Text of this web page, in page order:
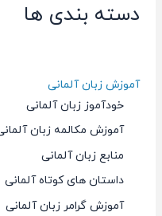
دسته بندی ها
آموزش زبان آلمانی
خودآموز زبان آلمانی
آموزش مکالمه زبان آلمانی
منابع زبان آلمانی
داستان های کوتاه آلمانی
آموزش گرامر زبان آلمانی